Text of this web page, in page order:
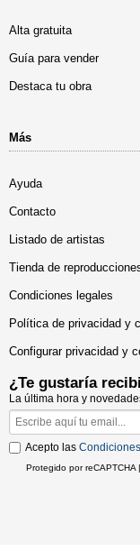
Alta gratuita
Guía para vender
Destaca tu obra
Más
Ayuda
Contacto
Listado de artistas
Tienda de
Condiciones legales
Política de privacidad y
Configurar privacidad y
¿Te gustaría
La última hora y
Acepto las
Protegido por reCAPTCHA |